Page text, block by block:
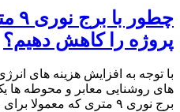
پروژه را کاهش دهیم؟
با توجه به افزایش هزینه های
های روشنایی معابر و محوطه‌ ها
برج نوری ۹ متری که